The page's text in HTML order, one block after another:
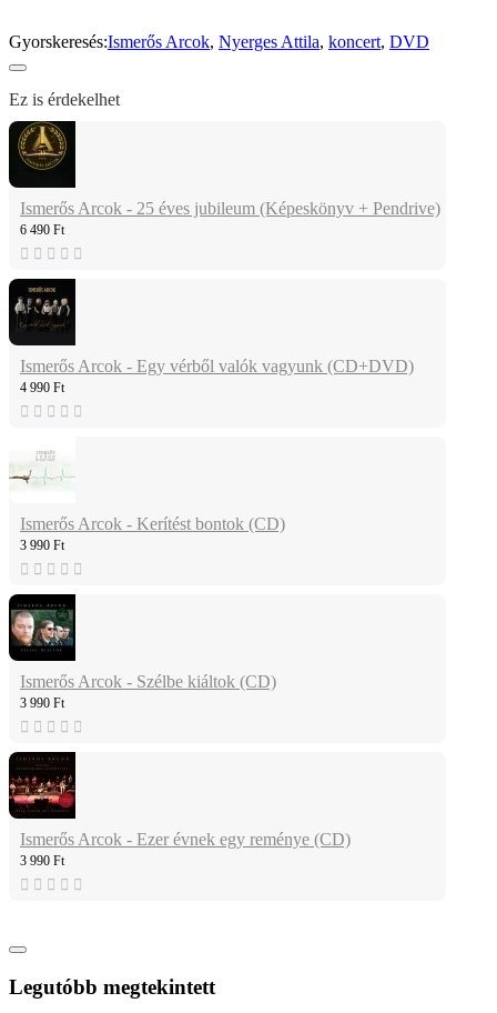
Gyorskeresés:Ismerős Arcok, Nyerges Attila, koncert, DVD
Ez is érdekelhet
Ismerős Arcok - 25 éves jubileum (Képeskönyv + Pendrive)
6 490 Ft
Ismerős Arcok - Egy vérből valók vagyunk (CD+DVD)
4 990 Ft
Ismerős Arcok - Kerítést bontok (CD)
3 990 Ft
Ismerős Arcok - Szélbe kiáltok (CD)
3 990 Ft
Ismerős Arcok - Ezer évnek egy reménye (CD)
3 990 Ft
Legutóbb megtekintett